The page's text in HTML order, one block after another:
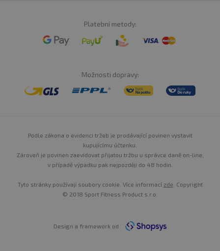
Platební metody:
Možnosti dopravy:
Podle zákona o evidenci tržeb je prodávající povinen vystavit
kupujícímu účtenku.
Zároveň je povinen zaevidovat přijatou tržbu u správce daně on-line,
v případě výpadku pak nejpozději do 48 hodin.
Tyto stránky používají soubory cookie. Více informací zde . Copyright
© 2018 Sport Fitness Product s.r.o.
Design a framework od